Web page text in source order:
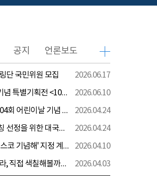
단 국민위원 모집
2026.06.17
[전시] 6.10만세운동 100주년 기념 특별기획전 <100년 전 그날을 보다: 6.10만세운동>
2026.06.10
[행사] 2026년 독립기념관 ‘제104회 어린이날 기념 행사’ 안내
2026.04.24
[전시] 제7관 내 주제전시실 명칭 선정을 위한 대국민 의견 수렴 실시
2026.04.24
[전시] '김구 탄생 150주년 유네스코 기념해' 지정 계기 AI영상 국민공모 개최 안내
2026.04.10
[전시] 무궁화로 수놓은 우리나라, 직접 색칠해볼까요?
2026.04.03
공지 언론보도